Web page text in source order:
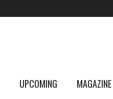
UPCOMING MAGAZINE